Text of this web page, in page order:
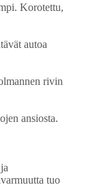
Korotettu,
autoa
rivin
ansiosta.
tuo